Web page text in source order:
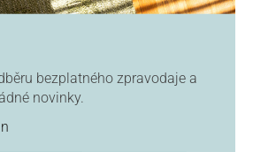
bezplatného zpravodaje a
novinky.